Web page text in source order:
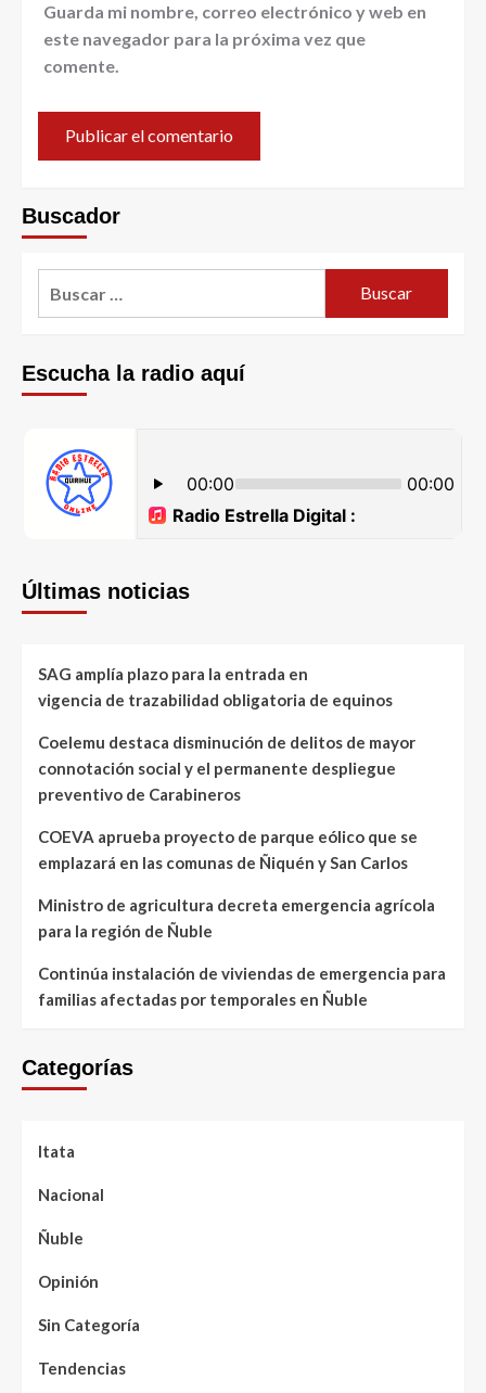
Guarda mi nombre, correo electrónico y web en
este navegador para la próxima vez que
comente.
Buscador
Escucha la radio aquí
Últimas noticias
SAG amplía plazo para la entrada en
vigencia de trazabilidad obligatoria de equinos
Coelemu destaca disminución de delitos de mayor
connotación social y el permanente despliegue
preventivo de Carabineros
COEVA aprueba proyecto de parque eólico que se
emplazará en las comunas de Ñiquén y San Carlos
Ministro de agricultura decreta emergencia agrícola
para la región de Ñuble
Continúa instalación de viviendas de emergencia para
familias afectadas por temporales en Ñuble
Categorías
Itata
Nacional
Ñuble
Opinión
Sin Categoría
Tendencias